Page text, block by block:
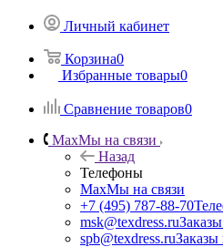
Личный кабинет
Корзина0
Избранные товары0
Сравнение товаров0
MaxМы на связи
Назад
Телефоны
MaxМы на связи
+7 (495) 787-88-70
msk@texdress.ru
spb@texdress.ru